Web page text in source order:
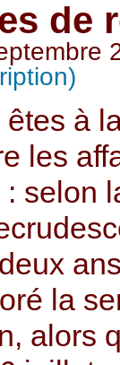
de
à
les
: selon
la
alors